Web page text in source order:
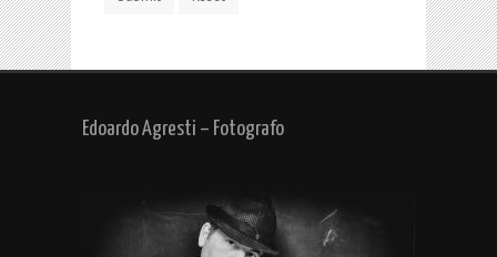
Edoardo Agresti – Fotografo